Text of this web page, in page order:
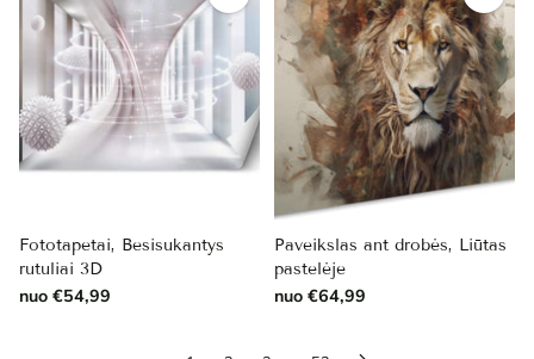
Fototapetai, Besisukantys
rutuliai 3D
nuo €54,99
Paveikslas ant drobės, Liūtas
pastelėje
nuo €64,99